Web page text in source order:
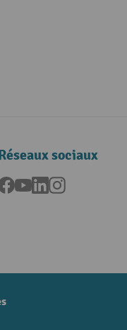
sociaux
Facebook
YouTubeLinkedInInstagram